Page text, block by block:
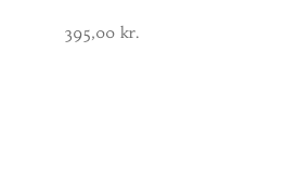
395,00 kr.